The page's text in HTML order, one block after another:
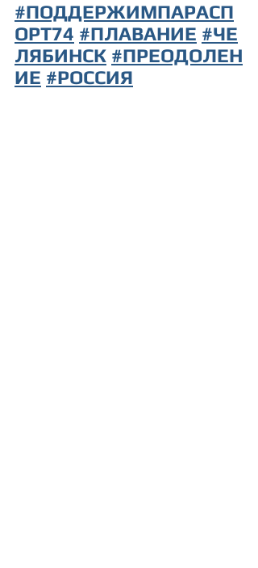
#ПОДДЕРЖИМПАРАСП
ОРТ74 #ПЛАВАНИЕ #ЧЕ
ЛЯБИНСК #ПРЕОДОЛЕН
ИЕ #РОССИЯ